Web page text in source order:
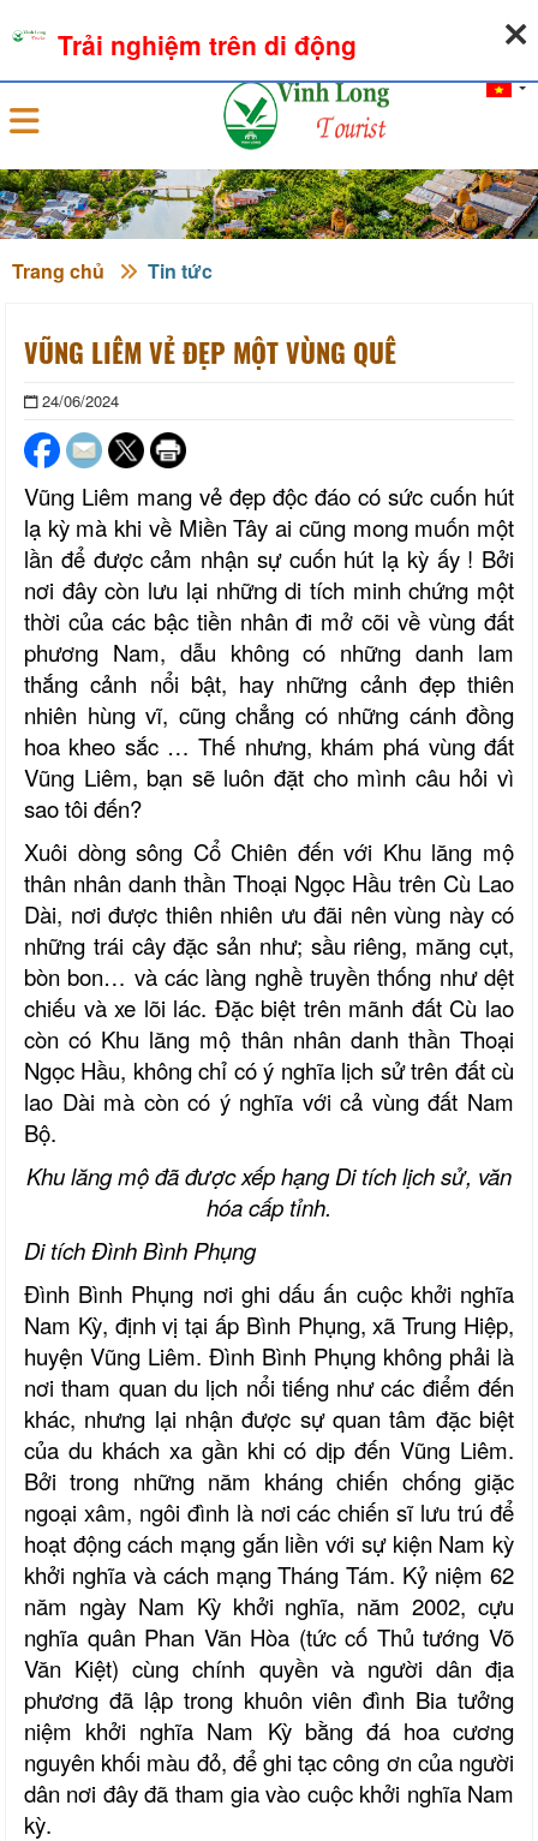
Đăng nhập
Trang chủ Tin tức
VŨNG LIÊM VẺ ĐẸP MỘT VÙNG QUÊ
24/06/2024
Vũng Liêm mang vẻ đẹp độc đáo có sức cuốn hút
lạ kỳ mà khi về Miền Tây ai cũng mong muốn một
lần để được cảm nhận sự cuốn hút lạ kỳ ấy ! Bởi
nơi đây còn lưu lại những di tích minh chứng một
thời của các bậc tiền nhân đi mở cõi về vùng đất
phương Nam, dẫu không có những danh lam
thắng cảnh nổi bật, hay những cảnh đẹp thiên
nhiên hùng vĩ, cũng chẳng có những cánh đồng
hoa kheo sắc … Thế nhưng, khám phá vùng đất
Vũng Liêm, bạn sẽ luôn đặt cho mình câu hỏi vì
sao tôi đến?
Xuôi dòng sông Cổ Chiên đến với Khu lăng mộ
thân nhân danh thần Thoại Ngọc Hầu trên Cù Lao
Dài, nơi được thiên nhiên ưu đãi nên vùng này có
những trái cây đặc sản như; sầu riêng, măng cụt,
bòn bon… và các làng nghề truyền thống như dệt
chiếu và xe lõi lác. Đặc biệt trên mãnh đất Cù lao
còn có Khu lăng mộ thân nhân danh thần Thoại
Ngọc Hầu, không chỉ có ý nghĩa lịch sử trên đất cù
lao Dài mà còn có ý nghĩa với cả vùng đất Nam
Bộ.
Khu lăng mộ đã được xếp hạng Di tích lịch sử, văn
hóa cấp tỉnh.
Di tích Đình Bình Phụng
Đình Bình Phụng nơi ghi dấu ấn cuộc khởi nghĩa
Nam Kỳ, định vị tại ấp Bình Phụng, xã Trung Hiệp,
huyện Vũng Liêm. Đình Bình Phụng không phải là
nơi tham quan du lịch nổi tiếng như các điểm đến
khác, nhưng lại nhận được sự quan tâm đặc biệt
của du khách xa gần khi có dịp đến Vũng Liêm.
Bởi trong những năm kháng chiến chống giặc
ngoại xâm, ngôi đình là nơi các chiến sĩ lưu trú để
hoạt động cách mạng gắn liền với sự kiện Nam kỳ
khởi nghĩa và cách mạng Tháng Tám. Kỷ niệm 62
năm ngày Nam Kỳ khởi nghĩa, năm 2002, cựu
nghĩa quân Phan Văn Hòa (tức cố Thủ tướng Võ
Văn Kiệt) cùng chính quyền và người dân địa
phương đã lập trong khuôn viên đình Bia tưởng
niệm khởi nghĩa Nam Kỳ bằng đá hoa cương
nguyên khối màu đỏ, để ghi tạc công ơn của người
dân nơi đây đã tham gia vào cuộc khởi nghĩa Nam
kỳ.
Trải nghiệm trên di động